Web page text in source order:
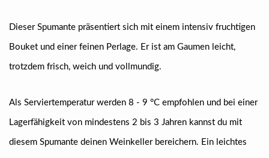
Dieser Spumante präsentiert sich mit einem intensiv fruchtigen
Bouket und einer feinen Perlage. Er ist am Gaumen leicht,
trotzdem frisch, weich und vollmundig.
Als Serviertemperatur werden 8 - 9 °C empfohlen und bei einer
Lagerfähigkeit von mindestens 2 bis 3 Jahren kannst du mit
diesem Spumante deinen Weinkeller bereichern. Ein leichtes